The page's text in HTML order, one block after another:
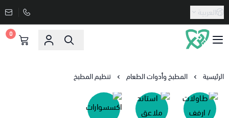
العربية
دنيا الاسعار
0
الرئيسية المطبخ وأدوات الطعام تنظيم المطبخ